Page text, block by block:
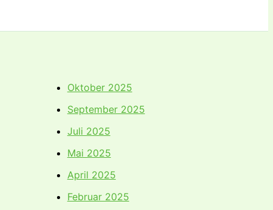
Oktober 2025
September 2025
Juli 2025
Mai 2025
April 2025
Februar 2025